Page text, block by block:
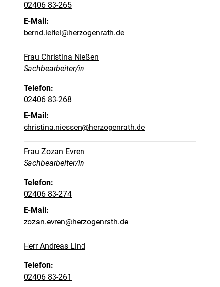
02406 83-265
E-Mail:
bernd.leitel@herzogenrath.de
Frau Christina Nießen
Position:
Sachbearbeiter/in
Telefon:
02406 83-268
E-Mail:
christina.niessen@herzogenrath.de
Frau Zozan Evren
Position:
Sachbearbeiter/in
Telefon:
02406 83-274
E-Mail:
zozan.evren@herzogenrath.de
Herr Andreas Lind
Telefon:
02406 83-261